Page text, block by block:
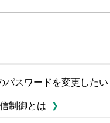
パスワードを変更したい
制御とは